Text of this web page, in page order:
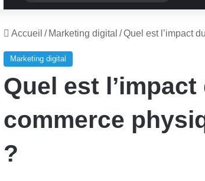
Accueil / Marketing digital /Quel est l’impact
Marketing digital
Quel est
commerce
?